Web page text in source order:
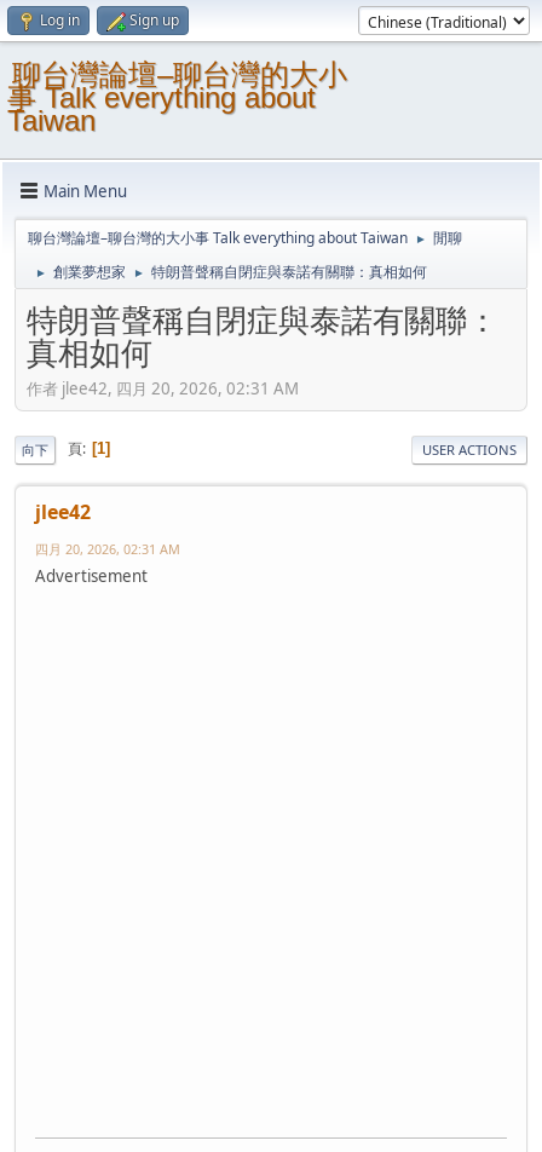
Log in Sign up
聊台灣論壇–聊台灣的大小
事 Talk everything about
Taiwan
Main Menu
聊台灣論壇–聊台灣的大小事 Talk everything about Taiwan ► 閒聊
► 創業夢想家 ► 特朗普聲稱自閉症與泰諾有關聯：真相如何
特朗普聲稱自閉症與泰諾有關聯：
真相如何
作者 jlee42, 四月 20, 2026, 02:31 AM
向下 頁 1 USER ACTIONS
jlee42
四月 20, 2026, 02:31 AM
Advertisement